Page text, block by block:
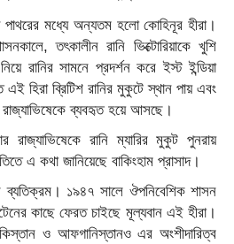
পাথরের মধ্যে অন্যতম হলো কোহিনূর হীরা।
তৎকালীন রানি ভিক্টোরিয়াকে খুশি
রানির সামনে প্রদর্শন করে ইস্ট ইন্ডিয়া
হিরা ব্রিটিশ রানির মুকুটে স্থান পায় এবং
ব্যবহৃত হয়ে আসছে।
রানি ম্যারির মুকুট পুনরায়
এ কথা জানিয়েছে বাকিংহাম প্রাসাদ।
১৯৪৭ সালে ঔপনিবেশিক শাসন
কাছে ফেরত চাইছে মূল্যবান এই হীরা।
ও আফগানিস্তানও এর অংশীদারিত্ব